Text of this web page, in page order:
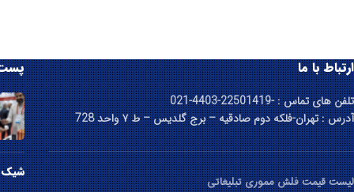
ارتباط با ما
تلفن های تماس : -22501419-4403-021
آدرس : تهران-فلکه دوم صادقیه – برج گلدیس – ط ۷ واحد 728
لیست قیمت فلش مموری تبلیغاتی
شیک